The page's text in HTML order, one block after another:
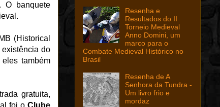
O banquete
(Historical
existência do
também
gratuita,
foi o Clube
Resenha e
Resultados do II
Torneio Medieval
Anno Domini, um
marco para o
Combate Medieval Histórico no
Brasil
Resenha de A
Senhora da Tundra -
Um livro frio e
mordaz